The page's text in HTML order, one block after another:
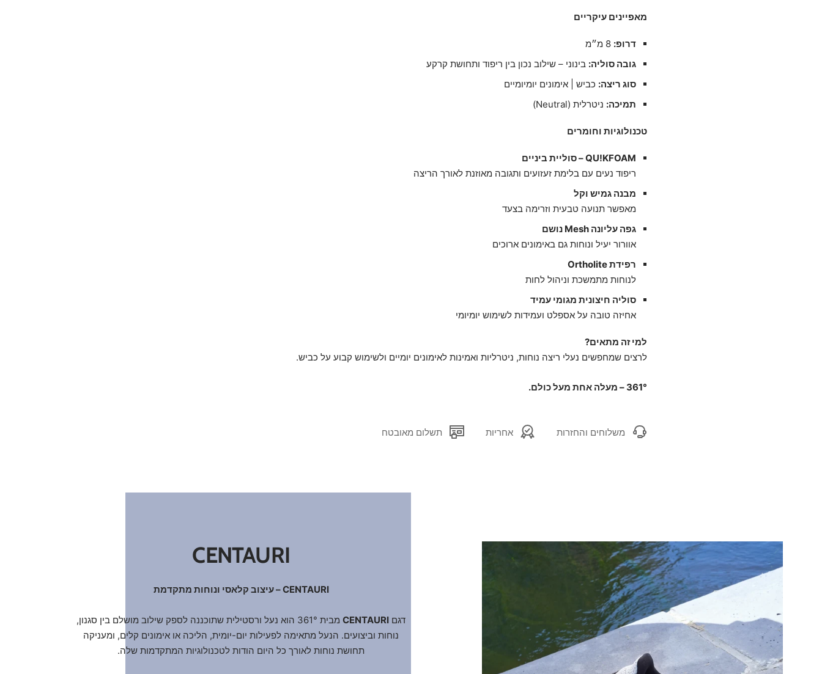
מאפיינים עיקריים
דרופ: 8 מ״מ
גובה סוליה: בינוני – שילוב נכון בין ריפוד ותחושת קרקע
סוג ריצה: כביש | אימונים יומיומיים
תמיכה: ניטרלית (Neutral)
טכנולוגיות וחומרים
QU!KFOAM – סוליית ביניים
ריפוד נעים עם בלימת זעזועים ותגובה מאוזנת לאורך הריצה
מבנה גמיש וקל
מאפשר תנועה טבעית וזרימה בצעד
גפה עליונה Mesh נושם
אוורור יעיל ונוחות גם באימונים ארוכים
רפידת Ortholite
לנוחות מתמשכת וניהול לחות
סוליה חיצונית מגומי עמיד
אחיזה טובה על אספלט ועמידות לשימוש יומיומי
למי זה מתאים?
לרצים שמחפשים נעלי ריצה נוחות, ניטרליות ואמינות לאימונים יומיים ולשימוש קבוע על כביש.
361° – מעלה אחת מעל כולם.
משלוחים והחזרות אחריות תשלום מאובטח
CENTAURI
CENTAURI – עיצוב קלאסי ונוחות מתקדמת
דגם CENTAURI
מבית 361° הוא נעל ורסטילית שתוכננה לספק שילוב מושלם בין סגנון,
נוחות וביצועים. הנעל מתאימה לפעילות יום-יומית, הליכה או אימונים קלים, ומעניקה
תחושת נוחות לאורך כל היום הודות לטכנולוגיות המתקדמות שלה.